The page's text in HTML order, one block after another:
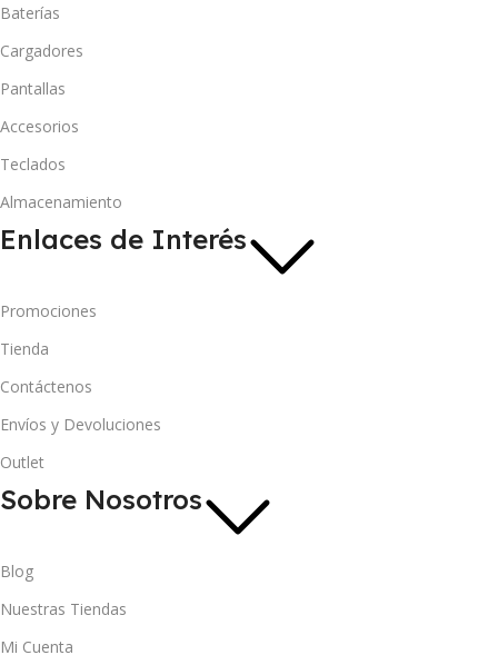
Baterías
Cargadores
Pantallas
Accesorios
Teclados
Almacenamiento
Enlaces de Interés
Promociones
Tienda
Contáctenos
Envíos y Devoluciones
Outlet
Sobre Nosotros
Blog
Nuestras Tiendas
Mi Cuenta